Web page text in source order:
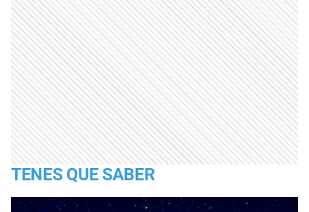
TENES QUE SABER